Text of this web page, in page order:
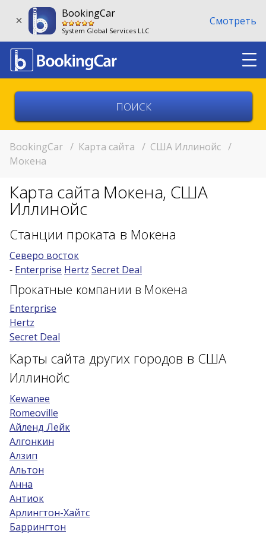
BookingCar
System Global Services LLC
Смотреть
Выберите город
Возврат в другом месте?
Возраст 25-70 лет?
Купон/промо
BookingCar / Карта сайта / США Иллинойс /
Мокена
Карта сайта Мокена, США
Иллинойс
Станции проката в Мокена
Северо восток
- Enterprise Hertz Secret Deal
Прокатные компании в Мокена
Enterprise
Hertz
Secret Deal
Карты сайта других городов в США
Иллинойс
Kewanee
Romeoville
Айленд Лейк
Алгонкин
Алзип
Альтон
Анна
Антиок
Арлингтон-Хайтс
Баррингтон